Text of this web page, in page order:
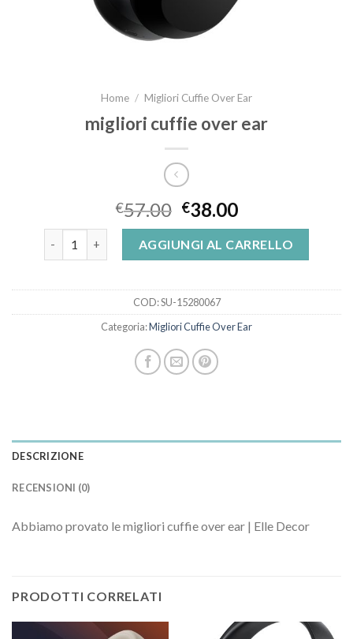
Home / Migliori Cuffie Over Ear
migliori cuffie over ear
€57.00 €38.00
AGGIUNGI AL CARRELLO
COD:SU-15280067
Categoria:Migliori Cuffie Over Ear
DESCRIZIONE
RECENSIONI (0)
Abbiamo provato le migliori cuffie over ear | Elle Decor
PRODOTTI CORRELATI